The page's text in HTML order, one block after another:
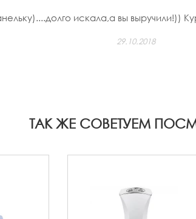
искала,а вы выручили!))
29.10.2018
ТАК ЖЕ СОВЕТУЕМ